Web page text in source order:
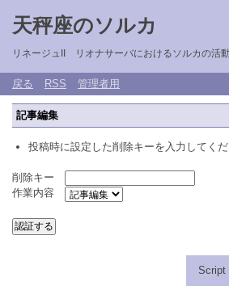
天秤座のソルカ
リネージュII リオナサーバにおけるソルカの活
戻る RSS 管理者用
記事編集
投稿時に設定した削除キーを入力してくだ
削除キー
作業内容
Script